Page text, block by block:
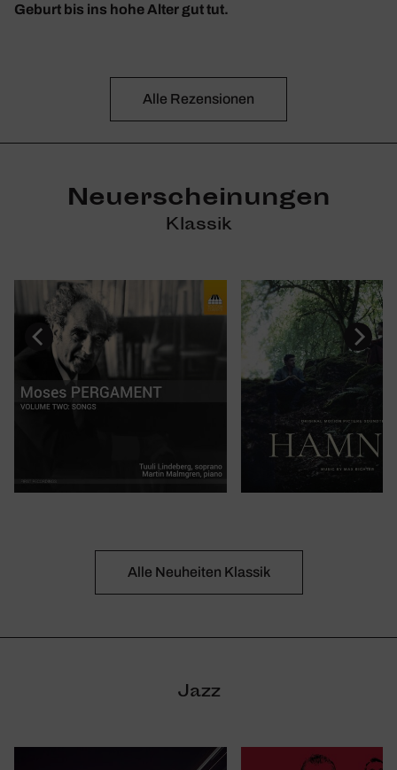
Geburt bis ins hohe Alter gut tut.
Alle Rezen­sionen
Neuerscheinungen
Klassik
Alle Neuheiten Klassik
Jazz